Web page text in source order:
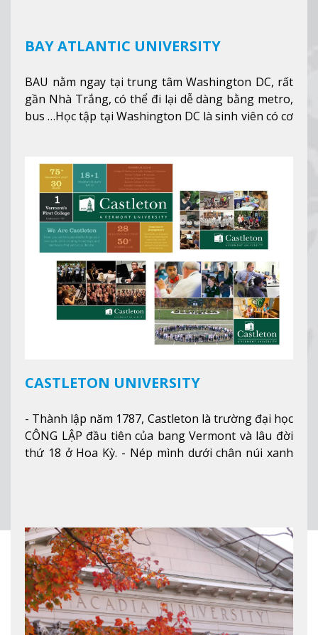
BAY ATLANTIC UNIVERSITY
BAU nằm ngay tại trung tâm Washington DC, rất
gần Nhà Trắng, có thể đi lại dễ dàng bằng metro,
bus …Học tập tại Washington DC là sinh viên có cơ
nghiệp ở Mỹ, #7 thành phố an toàn nhất trên Thế
Xem thêm
CASTLETON UNIVERSITY
- Thành lập năm 1787, Castleton là trường đại học
CÔNG LẬP đầu tiên của bang Vermont và lâu đời
thứ 18 ở Hoa Kỳ. - Nép mình dưới chân núi xanh
tuyết của trường, sinh viên có thể thưởng thức vẻ
đẹp tự nhiên của Vermont từ mọi góc trong
khuôn viên trường.Xem thêm